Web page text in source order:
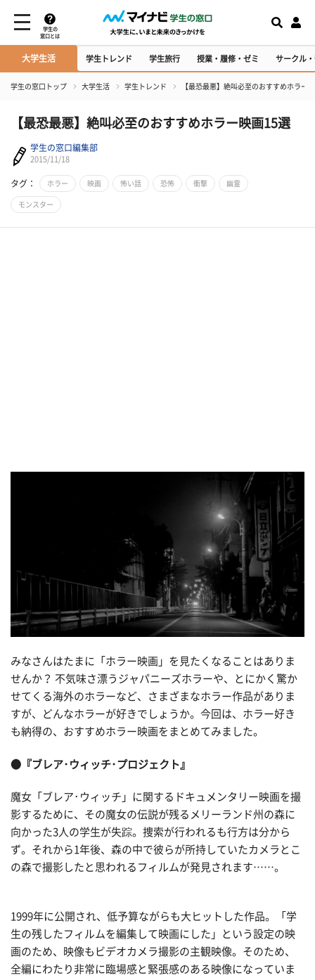
学生の
窓口とは
大学生活 学生トレンド 学生旅行 授業・履修・ゼミ サークル
学生の窓口トップ 大学生活 学生トレンド 【最恐最悪】絶叫必至のおすすめホラー
【最恐最悪】絶叫必至のおすすめホラー映画15選
学生の窓口編集部
2015/11/18
タグ： ホラー 映画 怖い話 恐怖 衝撃 幽霊
モンスター
みなさんはたまに「ホラー映画」を見たくなることはありま
せんか？ 不気味さ漂うジャパニーズホラーや、とにかく驚か
せてくる海外のホラーなど、さまざまなホラー作品がありま
すが、どんなホラーが好きでしょうか。今回は、ホラー好き
も納得の、おすすめホラー映画をまとめてみました。
●『ブレア･ウィッチ･プロジェクト』
魔女「ブレア･ウィッチ」に関するドキュメンタリー映画を撮
影するために、その魔女の伝説が残るメリーランド州の森に
向かった3人の学生が失踪。捜索が行われるも行方は分から
ず。それから1年後、森の中で彼らが所持していたカメラとこ
の森で撮影したと思われるフィルムが発見されます……。
1999年に公開され、低予算ながらも大ヒットした作品。「学
生の残したフィルムを編集して映画にした」という設定の映
画のため、映像もビデオカメラ撮影の主観映像。そのため、
全編にわたり非常に臨場感と緊張感のある映像になっていま